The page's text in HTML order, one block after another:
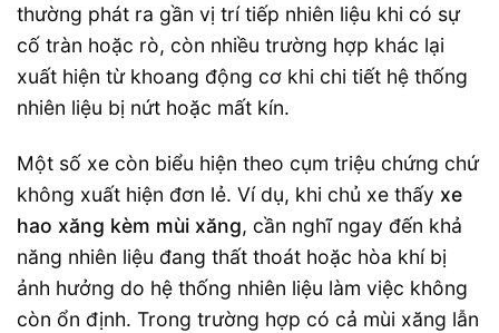
thường phát ra gần vị trí tiếp nhiên liệu khi có sự
cố tràn hoặc rò, còn nhiều trường hợp khác lại
xuất hiện từ khoang động cơ khi chi tiết hệ thống
nhiên liệu bị nứt hoặc mất kín.
Một số xe còn biểu hiện theo cụm triệu chứng chứ
không xuất hiện đơn lẻ. Ví dụ, khi chủ xe thấy xe
hao xăng kèm mùi xăng, cần nghĩ ngay đến khả
năng nhiên liệu đang thất thoát hoặc hòa khí bị
ảnh hưởng do hệ thống nhiên liệu làm việc không
còn ổn định. Trong trường hợp có cả mùi xăng lẫn